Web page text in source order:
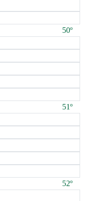
50º
51º
52º